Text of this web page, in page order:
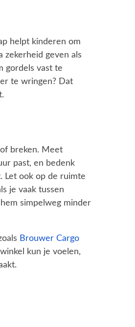
helpt kinderen om
zekerheid geven als
gordels vast te
te wringen? Dat
breken. Meet
past, en bedenk
Let ook op de ruimte
je vaak tussen
simpelweg minder
Brouwer Cargo
kun je voelen,